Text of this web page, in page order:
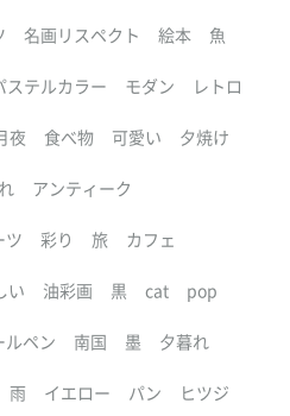
名画リスペクト 絵本 魚
ステルカラー モダン レトロ
夜 食べ物 可愛い 夕焼け
アンティーク
ツ 彩り 旅 カフェ
い 油彩画 黒 cat pop
ルペン 南国 墨 夕暮れ
雨 イエロー パン ヒツジ